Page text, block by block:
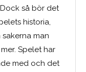
så bör det
historia,
man
Spelet har
med och det